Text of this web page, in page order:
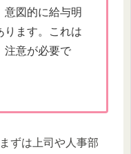
意図的に給与明
ります。これは
注意が必要で
ずは上司や人事部